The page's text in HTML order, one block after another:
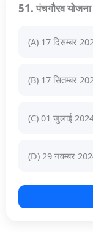
51. पंचगौरव
(A) 17 दिसम्बर
(B) 17 सितम्बर
(C) 01 जुलाई
(D) 29 नवम्बर